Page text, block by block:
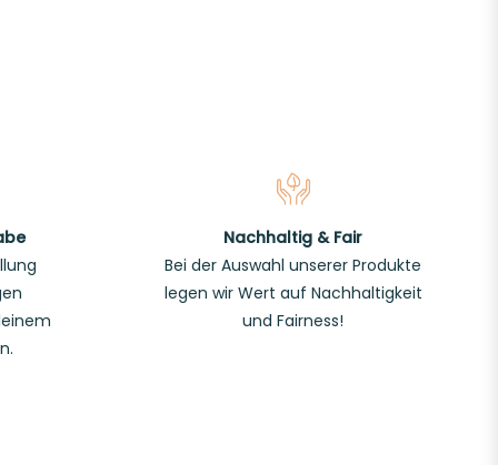
Nachhaltig & Fair
Bei der Auswahl unserer Produkte
legen wir Wert auf Nachhaltigkeit
und Fairness!